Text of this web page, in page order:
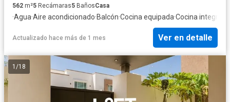
562 m²5 Recámaras5 BañosCasa
·Agua·Aire acondicionado·Balcón·Cocina equipada·Cocina integral
Actualizado hace más de 1 mes Ver en detalle
1 /18